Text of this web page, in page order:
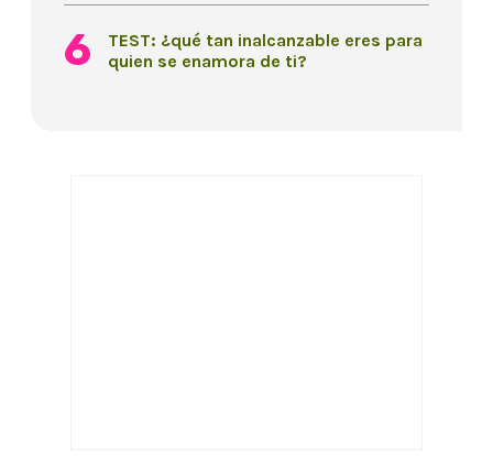
TEST: ¿qué tan inalcanzable eres para
quien se enamora de ti?